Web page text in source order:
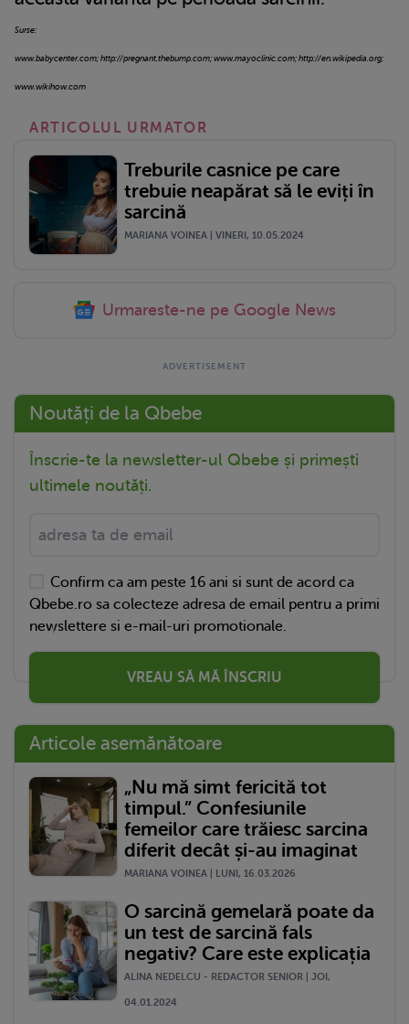
Surse:
www.babycenter.com; http://pregnant.thebump.com; www.mayoclinic.com; http://en.wikipedia.org;
www.wikihow.com
ARTICOLUL URMATOR
Treburile casnice pe care
trebuie neapărat să le eviți în
sarcină
MARIANA VOINEA | VINERI, 10.05.2024
Urmareste-ne pe Google News
Noutăți de la Qbebe
Înscrie-te la newsletter-ul Qbebe și primești
ultimele noutăți.
Confirm ca am peste 16 ani si sunt de acord ca
Qbebe.ro sa colecteze adresa de email pentru a primi
newslettere si e-mail-uri promotionale.
VREAU SĂ MĂ ÎNSCRIU
Articole asemănătoare
„Nu mă simt fericită tot
timpul.” Confesiunile
femeilor care trăiesc sarcina
diferit decât și-au imaginat
MARIANA VOINEA | LUNI, 16.03.2026
O sarcină gemelară poate da
un test de sarcină fals
negativ? Care este explicația
ALINA NEDELCU - REDACTOR SENIOR | JOI,
04.01.2024